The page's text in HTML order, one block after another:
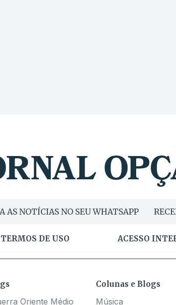
AS NOTÍCIAS NO SEU WHATSAPP
TERMOS DE USO ACESSO
Oriente Médio
Colunas e Blogs
Música